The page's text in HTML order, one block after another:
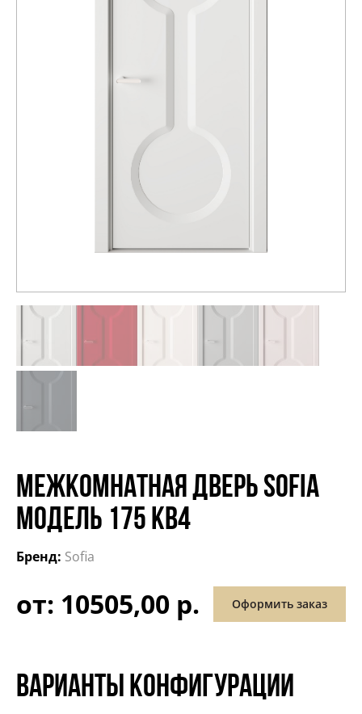
МЕЖКОМНАТНАЯ ДВЕРЬ SOFIA
МОДЕЛЬ 175 КВ4
Бренд: Sofia
от: 10505,00 р. Оформить заказ
Варианты конфигурации